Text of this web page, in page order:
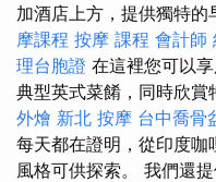
加酒店上方，提供獨特的
摩課程 按摩 課程 會計師
理台胞證 在這裡您可以
典型英式菜餚，同時欣賞
外燴 新北 按摩 台中喬骨
每天都在證明，從印度
風格可供探索。 我們還